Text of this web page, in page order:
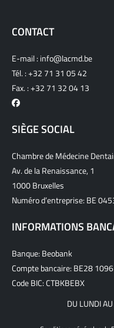
CONTACT
E-mail : info@lacmd.be
Tél. :+32 71 31 05 42
Fax. : +32 71 32 04 13
SIÈGE SOCIAL
Chambre de Médecine
Av. de la Renaissance, 1
1000 Bruxelles
Numéro d’entreprise: BE
INFORMATIONS
Banque: Beobank
Compte bancaire: BE28
Code BIC: CTBKBEBX
DU LUNDI